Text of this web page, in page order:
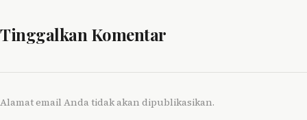
Tinggalkan Komentar
Alamat email Anda tidak akan dipublikasikan.